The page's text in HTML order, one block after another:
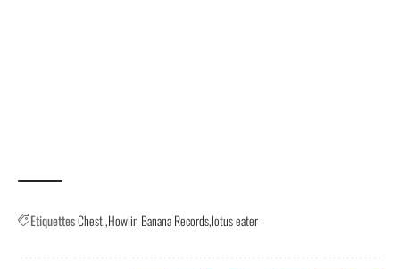
EtiquettesChest. Howlin Banana Recordslotus eater